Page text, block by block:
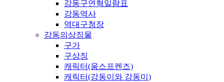
강동구연혁일람표
강동역사
역대구청장
강동의상징물
구가
구상징
캐릭터(움스프렌즈)
캐릭터(강동이와 강동미)